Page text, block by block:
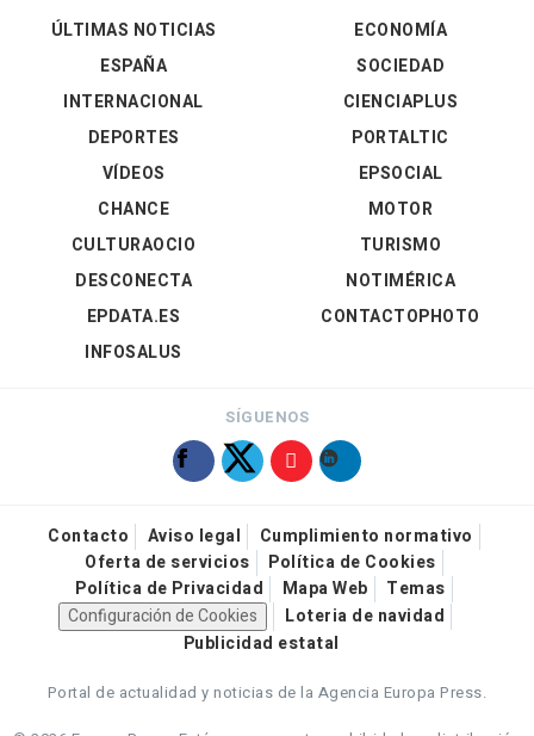
ÚLTIMAS NOTICIAS
ESPAÑA
INTERNACIONAL
DEPORTES
VÍDEOS
ECONOMÍA
SOCIEDAD
CIENCIAPLUS
PORTALTIC
EPSOCIAL
CHANCE
CULTURAOCIO
DESCONECTA
EPDATA.ES
INFOSALUS
MOTOR
TURISMO
NOTIMÉRICA
CONTACTOPHOTO
SÍGUENOS
Contacto Aviso legal
Cumplimiento normativo
Oferta de servicios
Política de Cookies
Política de Privacidad
Mapa Web
Temas
Configuración de Cookies
Loteria de navidad
Publicidad estatal
Portal de actualidad y noticias de la Agencia Europa Press.